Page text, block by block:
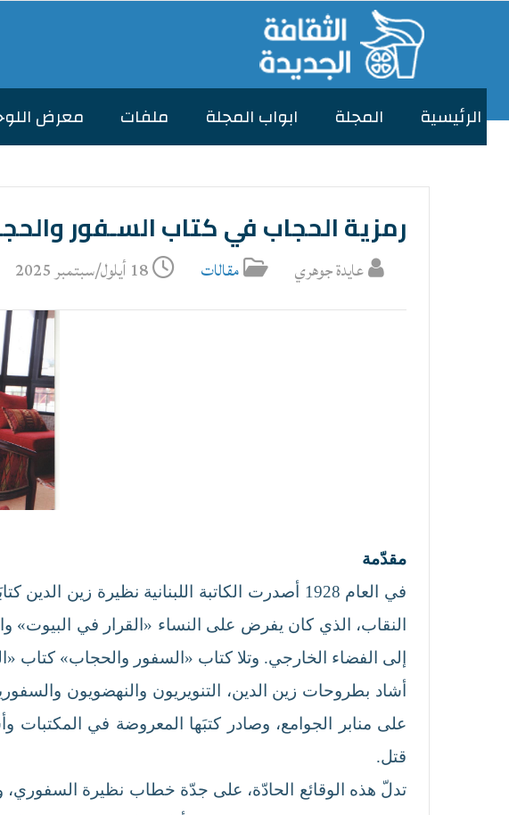
الرئیسیة المجلة ابواب المجلة ملفات معرض
رمزية الحجاب في كتاب السـفور
عايدة جوهري مقالات 18 أيلول/سبتمبر 2025
مقدّمة
في العام 1928 أصدرت الكاتبة اللبنانية نظيرة
النقاب، الذي كان يفرض على النساء «القرار في البيوت»
إلى الفضاء الخارجي. وتلا كتاب «السفور والحجاب» كتاب «الفتاة والشيوخ» الذي صدر عام
أشاد بطروحات زين الدين، التنويريون والنهضويون
على منابر الجوامع، وصادر كتبَها المعروضة في المكتبات
قتل.
تدلّ هذه الوقائع الحادّة، على جدّة خطاب نظيرة السفوري،